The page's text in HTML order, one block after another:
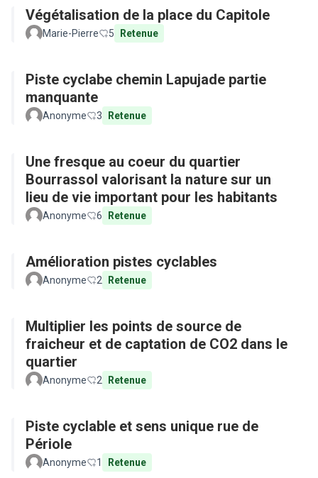
Végétalisation de la place du Capitole
Marie-Pierre 5 Retenue
Piste cyclabe chemin Lapujade partie
manquante
Anonyme 3 Retenue
Une fresque au coeur du quartier
Bourrassol valorisant la nature sur un
lieu de vie important pour les habitants
Anonyme 6 Retenue
Amélioration pistes cyclables
Anonyme 2 Retenue
Multiplier les points de source de
fraicheur et de captation de CO2 dans le
quartier
Anonyme 2 Retenue
Piste cyclable et sens unique rue de
Périole
Anonyme 1 Retenue